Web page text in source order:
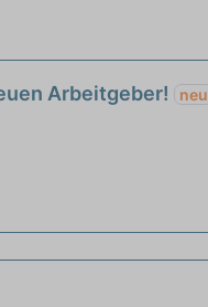
Arbeitgeber! neu